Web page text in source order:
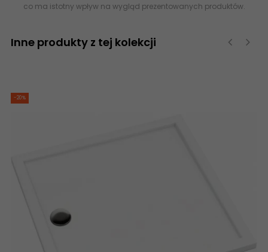
co ma istotny wpływ na wygląd prezentowanych produktów.
Inne produkty z tej kolekcji
-20%